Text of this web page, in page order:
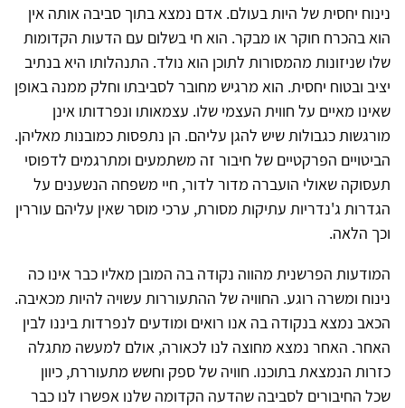
נינוח יחסית של היות בעולם. אדם נמצא בתוך סביבה אותה אין
הוא בהכרח חוקר או מבקר. הוא חי בשלום עם הדעות הקדומות
שלו שניזונות מהמסורות לתוכן הוא נולד. התנהלותו היא בנתיב
יציב ובטוח יחסית. הוא מרגיש מחובר לסביבתו וחלק ממנה באופן
שאינו מאיים על חווית העצמי שלו. עצמאותו ונפרדותו אינן
מורגשות כגבולות שיש להגן עליהם. הן נתפסות כמובנות מאליהן.
הביטויים הפרקטיים של חיבור זה משתמעים ומתרגמים לדפוסי
תעסוקה שאולי הועברה מדור לדור, חיי משפחה הנשענים על
הגדרות ג'נדריות עתיקות מסורת, ערכי מוסר שאין עליהם עוררין
וכך הלאה.
המודעות הפרשנית מהווה נקודה בה המובן מאליו כבר אינו כה
נינוח ומשרה רוגע. החוויה של ההתעוררות עשויה להיות מכאיבה.
הכאב נמצא בנקודה בה אנו רואים ומודעים לנפרדות ביננו לבין
האחר. האחר נמצא מחוצה לנו לכאורה, אולם למעשה מתגלה
כזרות הנמצאת בתוכנו. חוויה של ספק וחשש מתעוררת, כיוון
שכל החיבורים לסביבה שהדעה הקדומה שלנו אפשרו לנו כבר